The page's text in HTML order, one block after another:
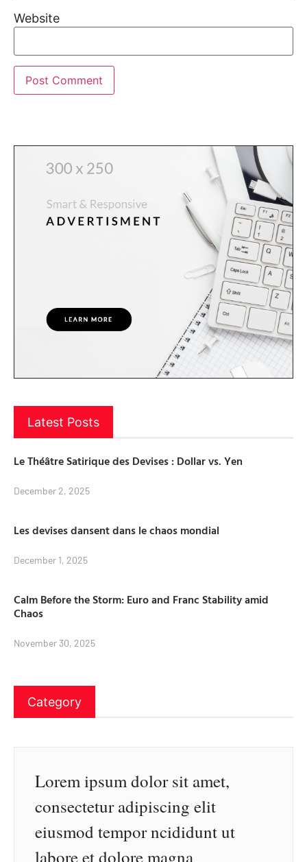
Website
Latest Posts
Le Théâtre Satirique des Devises : Dollar vs. Yen
December 2, 2025
Les devises dansent dans le chaos mondial
December 1, 2025
Calm Before the Storm: Euro and Franc Stability amid
Chaos
November 30, 2025
Category
Lorem ipsum dolor sit amet,
consectetur adipiscing elit
eiusmod tempor ncididunt ut
labore et dolore magna